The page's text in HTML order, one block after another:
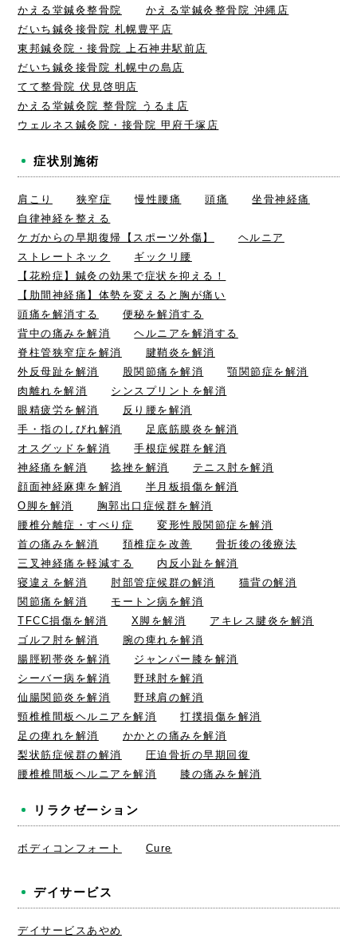
かえる堂鍼灸整骨院
かえる堂鍼灸整骨院 沖縄店
だいち鍼灸接骨院 札幌豊平店
東邦鍼灸院・接骨院 上石神井駅前店
だいち鍼灸接骨院 札幌中の島店
てて整骨院 伏見啓明店
かえる堂鍼灸院 整骨院 うるま店
ウェルネス鍼灸院・接骨院 甲府千塚店
症状別施術
肩こり 狭窄症 慢性腰痛 頭痛
坐骨神経痛
自律神経を整える
ケガからの早期復帰【スポーツ外傷】
ヘルニア
ストレートネック
ギックリ腰
【花粉症】鍼灸の効果で症状を抑える！
【肋間神経痛】体勢を変えると胸が痛い
頭痛を解消する
便秘を解消する
背中の痛みを解消
ヘルニアを解消する
脊柱管狭窄症を解消
腱鞘炎を解消
外反母趾を解消
股関節痛を解消
顎関節症を解消
肉離れを解消
シンスプリントを解消
眼精疲労を解消
反り腰を解消
手・指のしびれ解消
足底筋膜炎を解消
オスグッドを解消
手根症候群を解消
神経痛を解消
捻挫を解消
テニス肘を解消
顔面神経麻痺を解消
半月板損傷を解消
O脚を解消
胸郭出口症候群を解消
腰椎分離症・すべり症
変形性股関節症を解消
首の痛みを解消
頚椎症を改善
骨折後の後療法
三叉神経痛を軽減する
内反小趾を解消
寝違えを解消
肘部管症候群の解消
猫背の解消
関節痛を解消
モートン病を解消
TFCC損傷を解消
X脚を解消
アキレス腱炎を解消
ゴルフ肘を解消
腕の痺れを解消
腸脛靭帯炎を解消
ジャンパー膝を解消
シーバー病を解消
野球肘を解消
仙腸関節炎を解消
野球肩の解消
頸椎椎間板ヘルニアを解消
打撲損傷を解消
足の痺れを解消
かかとの痛みを解消
梨状筋症候群の解消
圧迫骨折の早期回復
腰椎椎間板ヘルニアを解消
膝の痛みを解消
リラクゼーション
ボディコンフォート Cure
デイサービス
デイサービスあやめ